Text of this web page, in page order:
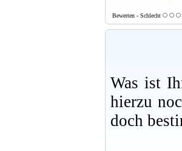
Bewerten - Schlecht
Was ist
hierzu
doch